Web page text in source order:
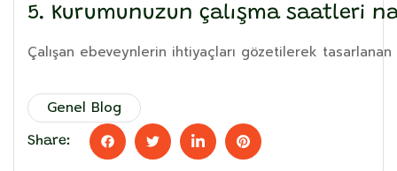
5. Kurumunuzun çalışma saatleri
Çalışan ebeveynlerin ihtiyaçları gözetilerek
Genel Blog
Share: